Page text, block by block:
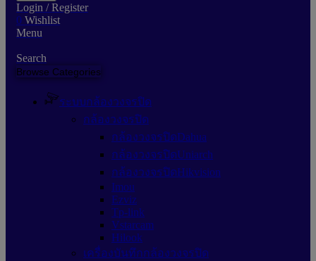
Login / Register
0 Wishlist
Menu
Search
Browse Categories
ระบบกล้องวงจรปิด
กล้องวงจรปิด
กล้องวงจรปิดDahua
กล้องวงจรปิดUniarch
กล้องวงจรปิดHikvision
Imou
Ezviz
Tp-link
Vstarcam
Hilook
เครื่องบันทึกกล้องวงจรปิด